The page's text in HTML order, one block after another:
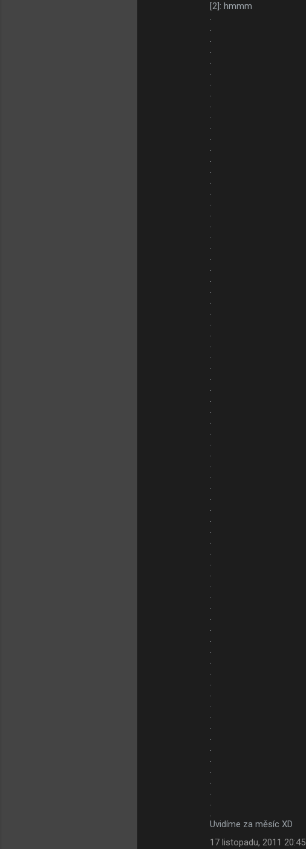
[2]: hmmm
.
.
.
.
.
.
.
.
.
.
.
.
.
.
.
.
.
.
.
.
.
.
.
.
.
.
.
.
.
.
.
.
.
.
.
.
.
.
.
.
.
.
.
.
.
.
.
.
.
.
.
.
.
.
.
.
.
.
.
.
.
.
.
.
.
.
.
.
.
.
.
.
.
.
Uvidíme za měsíc XD
17 listopadu, 2011 20:45